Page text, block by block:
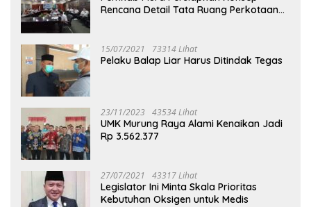
Rencana Detail Tata Ruang Perkotaan
15/07/2021 73314 Lihat
Pelaku Balap Liar Harus Ditindak Tegas
23/11/2023 43534 Lihat
UMK Murung Raya Alami Kenaikan Jadi
Rp 3.562.377
27/07/2021 43317 Lihat
Legislator Ini Minta Skala Prioritas
Kebutuhan Oksigen untuk Medis